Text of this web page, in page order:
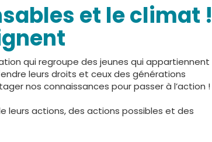
et le climat
qui regroupe des jeunes qui appartiennent
leurs droits et ceux des générations
nos connaissances pour passer à l’action !
actions, des actions possibles et des